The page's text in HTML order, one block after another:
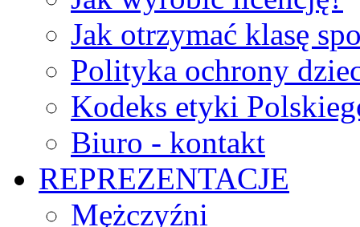
Jak otrzymać klasę
Polityka ochrony
Kodeks etyki
Biuro - kontakt
REPREZENTACJE
Mężczyźni